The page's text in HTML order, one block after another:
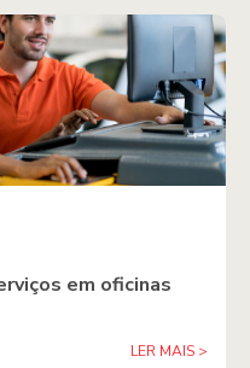
em oficinas
LER MAIS >